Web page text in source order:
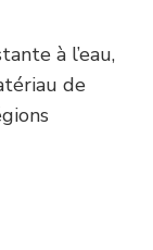
à l’eau,
de